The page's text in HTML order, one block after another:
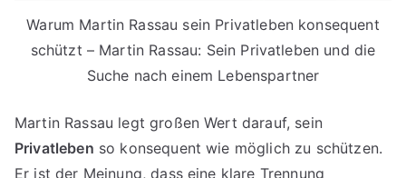
Warum Martin Rassau sein Privatleben konsequent
schützt – Martin Rassau: Sein Privatleben und die
Suche nach einem Lebenspartner
Martin Rassau legt großen Wert darauf, sein
Privatleben so konsequent wie möglich zu schützen.
Er ist der Meinung, dass eine klare Trennung